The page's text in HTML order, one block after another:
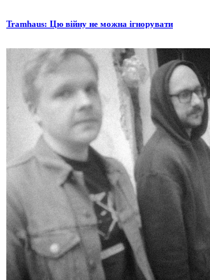
Tramhaus: Цю війну не можна ігнорувати